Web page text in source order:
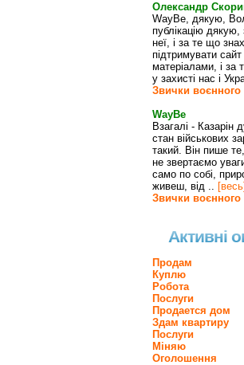
Олександр
WayBe, дякую,
публікацію дякую,
неї, і за те що
підтримувати
матеріалами, і за
у захисті нас і
Звички воєнного
WayBe
Взагалі - Казарін
стан військових
такий. Він пише
не звертаємо
само по собі,
живеш, від .. [весь]
Звички воєнного
Активні
Продам
Куплю
Робота
Послуги
Продается дом
Здам квартиру
Послуги
Міняю
Оголошення